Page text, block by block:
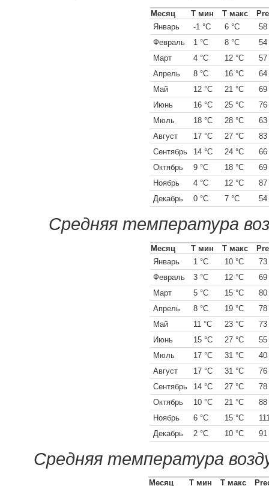
Месяц Т мин Т макс
Январь
-1 °C 6 °C
58
Февраль
1 °C 8 °C
54
Март
4 °C 12 °C
57
Апрель
8 °C 16 °C
64
Май
12 °C 21 °C
69
Июнь
16 °C 25 °C
76
Мюль
18 °C 28 °C
63
Август
17 °C 27 °C
83
Сентябрь
14 °C 24 °C
66
Октябрь
9 °C 18 °C
69
Ноябрь
4 °C 12 °C
87
Декабрь
0 °C 7 °C 54
Средняя температура
Месяц Т мин Т макс
Январь
1 °C 10 °C
73
Февраль
3 °C 12 °C
69
Март
5 °C 15 °C
80
Апрель
8 °C 19 °C
78
Май
11 °C 23 °C
73
Июнь
15 °C 27 °C
55
Мюль
17 °C 31 °C
40
Август
17 °C 31 °C
76
Сентябрь
14 °C 27 °C
78
Октябрь
10 °C 21 °C
88
Ноябрь
6 °C 15 °C
Декабрь
2 °C 10 °C 91
Средняя температура
Месяц Т мин Т макс